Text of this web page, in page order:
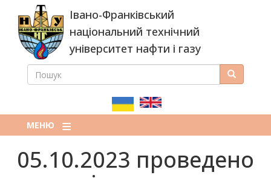
основного
вмісту
Івано-Франківський
національний технічний
університет нафти і газу
ПОШУКОВА
ПОШУК Пошук
МЕНЮ
05.10.2023 проведено